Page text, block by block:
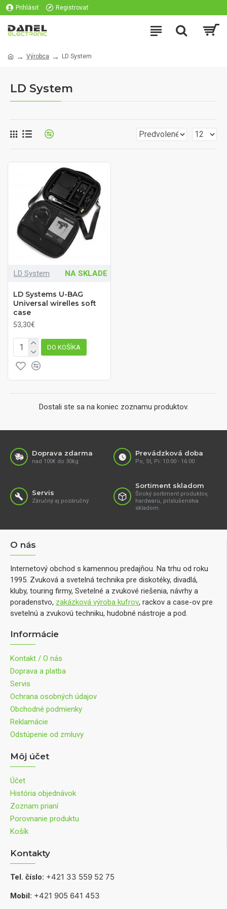
Prihlásiť Registrovať
Výrobca LD System
LD System
LD System NA SKLADE
LD Systems U-BAG
Universal wirelles soft
case
53,30€
DO KOŠÍKA
Dostali ste sa na koniec zoznamu produktov.
Doprava zdarma
nad 100€ do 30kg
Prevádzková doba
Po, St, Pi: 10:00 - 16:00
Servis
Záručný aj pozáručný
Sortiment skladom
Široký sortiment produktov,
hardwaru, príslušenstva
skladom.
O nás
Internetový obchod s kamennou predajňou. Na trhu od roku
1995. Zvuková a svetelná technika pre diskotéky, divadlá,
kluby, touring firmy, Svetelné a zvukové riešenia, návrhy a
poradenstvo, zakázková výroba kufrov, rackov a case-ov pre
svetelnú a zvukovú techniku, hudobné nástroje a pod.
Informácie
Kontakt / O nás
Doprava a platba
Servis
Ochrana osobných údajov
Obchodné podmienky
Reklamácie
Odstúpenie od zmluvy
Môj účet
Účet
História objednávok
Zoznam prianí
Porovnanie produktu
Košík
Kontakty
Tel. číslo: +421 33 559 52 75
Mobil: +421 905 641 453